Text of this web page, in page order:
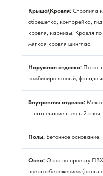
Крыша\Кровля: Стропила
обрешетка, контррейка,
кровля, карнизы. Кровля
мягкая кровля шинглас.
Наружная отделка: По
комбинированный,
Внутренняя отделка:
Шпатлевание стен в 2 слоя.
Полы: Бетонное основание.
Окна: Окна по проекту
энергосбережением